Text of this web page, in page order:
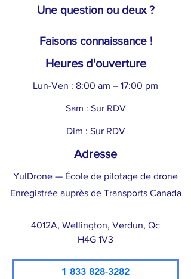
Une question ou deux ?
Faisons connaissance !
Heures d'ouverture
Lun-Ven : 8:00 am – 17:00 pm
Sam : Sur RDV
Dim : Sur RDV
Adresse
YulDrone — École de pilotage de drone
Enregistrée auprès de Transports Canada
4012A, Wellington, Verdun, Qc
H4G 1V3
1 833 828-3282